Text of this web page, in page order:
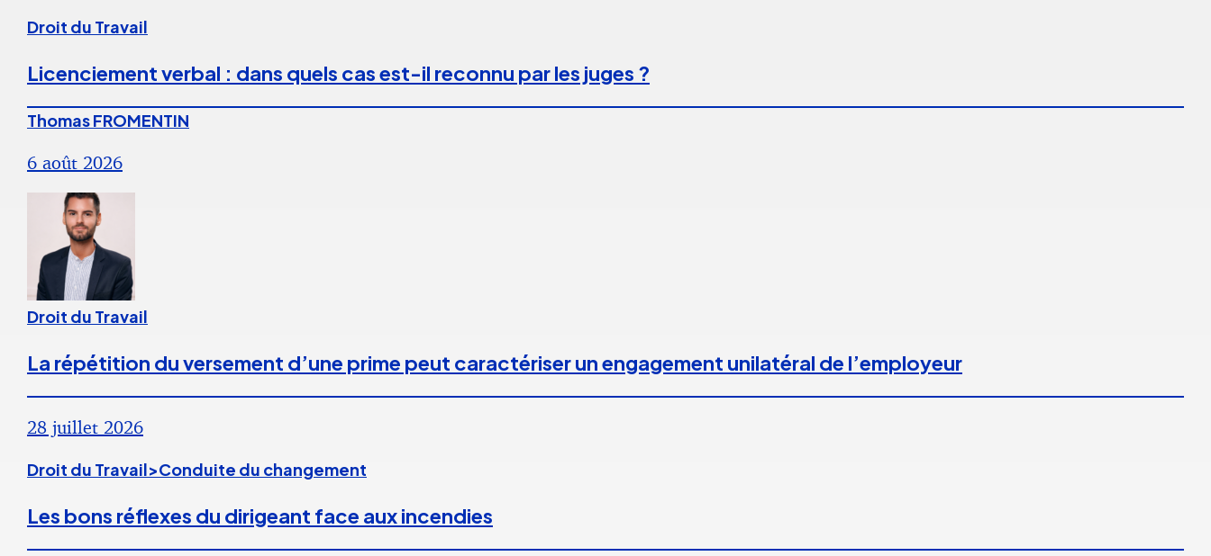
Droit du Travail
Licenciement verbal : dans quels cas est-il reconnu par les juges ?
Thomas FROMENTIN
6 août 2026
Droit du Travail
La répétition du versement d’une prime peut caractériser un engagement unilatéral de l’employeur
28 juillet 2026
Droit du Travail>Conduite du changement
Les bons réflexes du dirigeant face aux incendies